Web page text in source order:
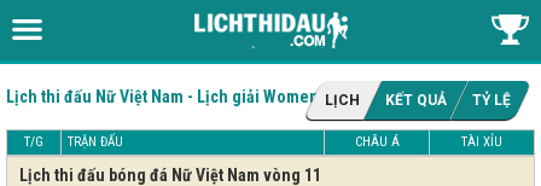
Lịch thi đấu Nữ Việt Nam - Lịch giải Women's National League
LỊCH KẾT QUẢ TỶ LỆ
T/G TRẬN ĐẤU CHÂU Á TÀI XỈU
Lịch thi đấu bóng đá Nữ Việt Nam vòng 11